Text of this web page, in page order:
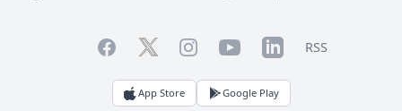
FacebookTwitterInstagramYouTubeLinkedInRSS
App Store Google Play